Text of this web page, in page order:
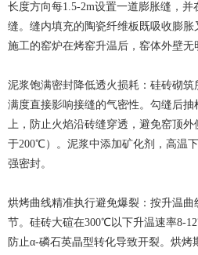
长度方向每1.5-2m设置一道膨胀缝，
缝。缝内填充的陶瓷纤维板既吸收膨
施工的窑炉在烤窑升温后，窑体外壁无
泥浆饱满密封降低透火损耗：硅砖砌
满度直接影响接缝的气密性。勾缝后抽
上，防止火焰沿砖缝穿透，避免窑顶
于200℃）。泥浆中添加矿化剂，高温
强密封。
烘烤曲线精准执行避免爆裂：按升温
节。硅砖大碹在300℃以下升温速率8-
防止α-磷石英晶型转化导致开裂。烘烤